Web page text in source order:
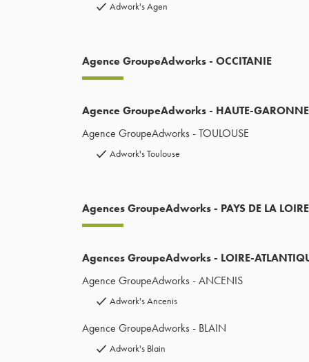
Adwork's Agen
Agence GroupeAdworks - OCCITANIE
Agence GroupeAdworks - HAUTE-GARONNE
Agence GroupeAdworks - TOULOUSE
Adwork's Toulouse
Agences GroupeAdworks - PAYS DE LA LOIRE
Agences GroupeAdworks - LOIRE-
Agence GroupeAdworks - ANCENIS
Adwork's Ancenis
Agence GroupeAdworks - BLAIN
Adwork's Blain